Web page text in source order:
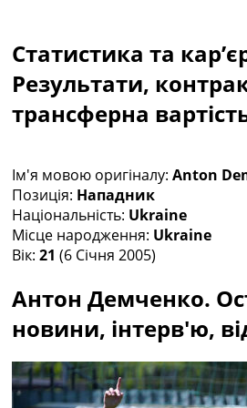
Чемпіонат Світу
Україна. Прем’єр-Ліга
Україна. Перша Ліга
Ліга Чемпіонів
Ще Турніри >>>
Таблиці
Чемпіонат Світу.
Таблиця УПЛ
Перша Ліга
Таблиця Ла Ліги
Таблиця Ліги Чемпіонів
Всі таблиці >>>
Рейтинги
Рейтинг країн УЄФА
Рейтинг клубів УЄФА
Статистика та
Результати,
трансферна
Ім'я мовою оригіналу: Anton
Позиція: Нападник
Національність: Ukraine
Місце народження: Ukraine
Вік: 21 (6 Січня 2005)
Антон Демченко.
новини, інтерв'ю,